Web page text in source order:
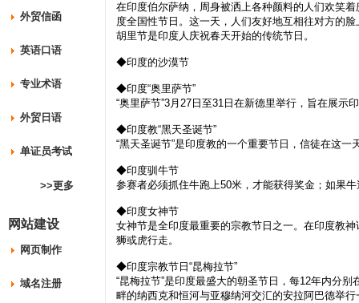
外贸信函
英语口语
专业术语
外贸日语
单证员考试
>>更多
网站建设
网页制作
域名注册
在印度伯尔萨纳，周身被洒上各种颜料的人们欢笑着
度全国性节日。这一天，人们友好地互相往对方的
胡里节是印度人庆祝春天开始的传统节日。
◆印度的沙漠节
◆印度“奥里萨节”
“奥里萨节”3月27日至31日在新德里举行，旨在展示
◆印度教“黑天圣诞节”
“黑天圣诞节”是印度教的一个重要节日，信徒在这一
◆印度驯牛节
参赛者必须抓住牛跑上50米，才能获得奖金；如果
◆印度女神节
女神节是全印度最重要的宗教节日之一。在印度教
狮或虎行走。
◆印度宗教节日“昆梅拉节”
“昆梅拉节”是印度最盛大的朝圣节日，每12年内分
畔的纳西克和恒河与亚穆纳河交汇的安拉阿巴德举行